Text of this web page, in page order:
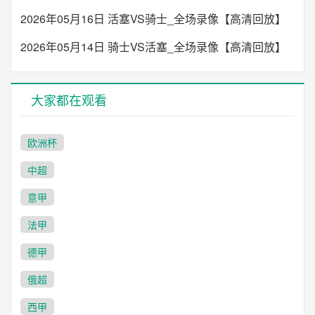
2026年05月16日 活塞VS骑士_全场录像【高清回放】
2026年05月14日 骑士VS活塞_全场录像【高清回放】
大家都在观看
欧洲杯
中超
意甲
法甲
德甲
俄超
西甲